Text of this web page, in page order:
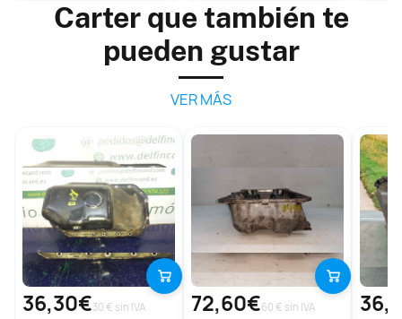
Carter que también te
pueden gustar
VER MÁS
36,30€30 € sin IVA 72,60€60 € sin IVA